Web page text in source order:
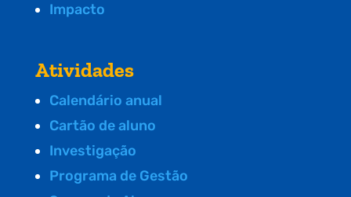
Impacto
Atividades
Calendário anual
Cartão de aluno
Investigação
Programa de Gestão